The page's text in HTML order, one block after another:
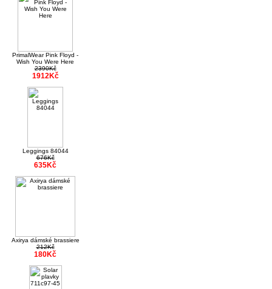
PrimalWear Pink Floyd -
Wish You Were Here
2390Kč
1912Kč
Leggings 84044
676Kč
635Kč
Axirya dámské brassiere
212Kč
180Kč